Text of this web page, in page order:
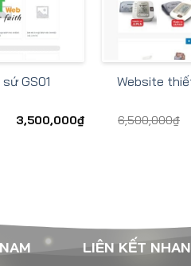
GS01
3,500,000₫
Website
6,500,000₫
LIÊN KẾT